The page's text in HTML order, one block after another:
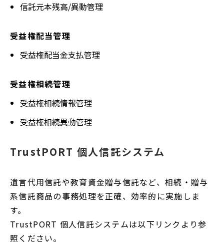
信託元本残高/異動管理
受益権配当管理
受益権配当金支払管理
受益権相続管理
受益権相続情報管理
受益権相続異動管理
TrustPORT 個人信託システム
遺言代用信託や教育資金贈与信託など、相続・贈与
系信託商品の事務処理を正確、効率的に実施しま
す。
TrustPORT 個人信託システムは以下リンクより参
照ください。